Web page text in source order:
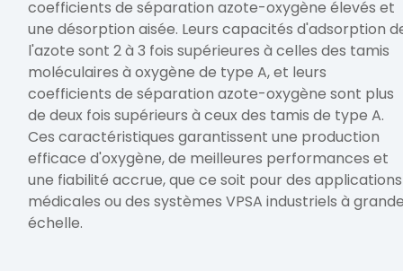
coefficients de séparation azote-oxygène élevés et
une désorption aisée. Leurs capacités d'adsorption
l'azote sont 2 à 3 fois supérieures à celles des tamis
moléculaires à oxygène de type A, et leurs
coefficients de séparation azote-oxygène sont plus
de deux fois supérieurs à ceux des tamis de type A.
Ces caractéristiques garantissent une production
efficace d'oxygène, de meilleures performances et
une fiabilité accrue, que ce soit pour des applications
médicales ou des systèmes VPSA industriels à
échelle.